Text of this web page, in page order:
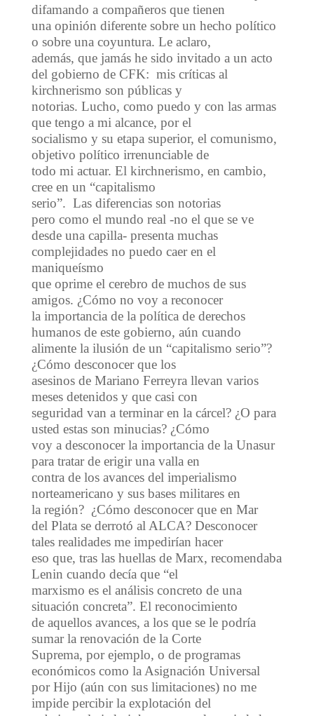
difamando a compañeros que tienen
una opinión diferente sobre un hecho político
o sobre una coyuntura. Le aclaro,
además, que jamás he sido invitado a un acto
del gobierno de CFK: mis críticas al
kirchnerismo son públicas y
notorias. Lucho, como puedo y con las armas
que tengo a mi alcance, por el
socialismo y su etapa superior, el comunismo,
objetivo político irrenunciable de
todo mi actuar. El kirchnerismo, en cambio,
cree en un “capitalismo
serio”. Las diferencias son notorias
pero como el mundo real -no el que se ve
desde una capilla- presenta muchas
complejidades no puedo caer en el
maniqueísmo
que oprime el cerebro de muchos de sus
amigos. ¿Cómo no voy a reconocer
la importancia de la política de derechos
humanos de este gobierno, aún cuando
alimente la ilusión de un “capitalismo serio”?
¿Cómo desconocer que los
asesinos de Mariano Ferreyra llevan varios
meses detenidos y que casi con
seguridad van a terminar en la cárcel? ¿O para
usted estas son minucias? ¿Cómo
voy a desconocer la importancia de la Unasur
para tratar de erigir una valla en
contra de los avances del imperialismo
norteamericano y sus bases militares en
la región? ¿Cómo desconocer que en Mar
del Plata se derrotó al ALCA? Desconocer
tales realidades me impedirían hacer
eso que, tras las huellas de Marx, recomendaba
Lenin cuando decía que “el
marxismo es el análisis concreto de una
situación concreta”. El reconocimiento
de aquellos avances, a los que se le podría
sumar la renovación de la Corte
Suprema, por ejemplo, o de programas
económicos como la Asignación Universal
por Hijo (aún con sus limitaciones) no me
impide percibir la explotación del